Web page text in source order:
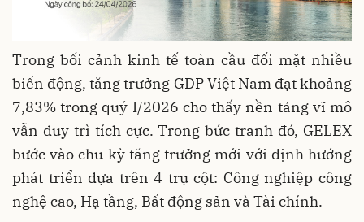
Trong bối cảnh kinh tế toàn cầu đối mặt nhiều
biến động, tăng trưởng GDP Việt Nam đạt khoảng
7,83% trong quý I/2026 cho thấy nền tảng vĩ mô
vẫn duy trì tích cực. Trong bức tranh đó, GELEX
bước vào chu kỳ tăng trưởng mới với định hướng
phát triển dựa trên 4 trụ cột: Công nghiệp công
nghệ cao, Hạ tầng, Bất động sản và Tài chính.